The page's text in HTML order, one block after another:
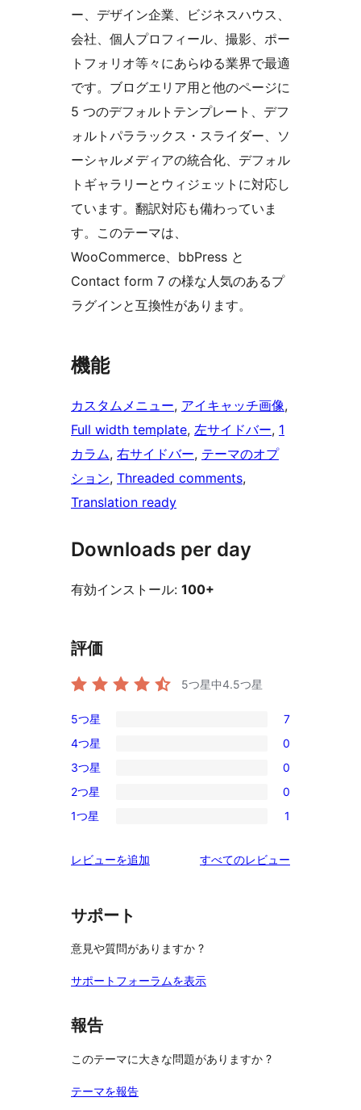
ー、デザイン企業、ビジネスハウス、
会社、個人プロフィール、撮影、ポー
トフォリオ等々にあらゆる業界で最適
です。ブログエリア用と他のページに
5 つのデフォルトテンプレート、デフ
ォルトパララックス・スライダー、ソ
ーシャルメディアの統合化、デフォル
トギャラリーとウィジェットに対応し
ています。翻訳対応も備わっていま
す。このテーマは、
WooCommerce、bbPress と
Contact form 7 の様な人気のあるプ
ラグインと互換性があります。
機能
カスタムメニュー, アイキャッチ画像
Full width template, 左サイドバー, 1
カラム, 右サイドバー, テーマのオプ
ション, Threaded comments
Translation ready
Downloads per day
有効インストール: 100+
評価
5つ星中4.5つ星
7
5-
星
レ
ビ
ー
5つ星 7
0
4-
星
レ
ュ
4つ星 0
0
3-
星
ビ
3つ星 0
0
2-
レ
ュ
ー
2つ星 0
1
星
ビ
ー
1つ星 1
レビューを追加 すべてのレビュー
サポート
意見や質問がありますか ?
サポートフォーラムを表示
報告
このテーマに大きな問題がありますか ?
テーマを報告